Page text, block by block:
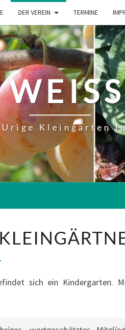
DER VEREIN TERMINE
Kleingarten
sich ein Kindergarten.